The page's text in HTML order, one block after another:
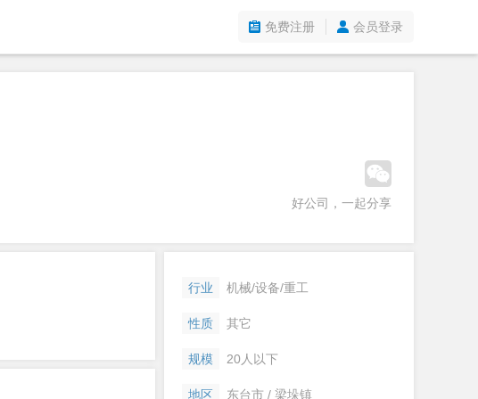
免费注册 会员登录
好公司，一起分享
行业 机械/设备/重工
性质 其它
规模 20人以下
地区 东台市 / 梁垛镇